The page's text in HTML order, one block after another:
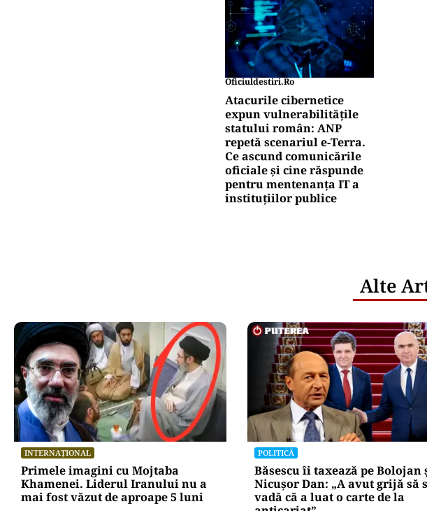
Oficiuldestiri.ro
Atacurile cibernetice
expun vulnerabilitățile
statului român: ANP
repetă scenariul e‑Terra.
Ce ascund comunicările
oficiale și cine răspunde
pentru mentenanța IT a
instituțiilor publice
Alte
INTERNAȚIONAL
Primele imagini cu Mojtaba
Khamenei. Liderul Iranului nu a
mai fost văzut de aproape 5 luni
POLITICĂ
Băsescu îi taxează pe Bolojan
Nicușor Dan: „A avut grijă să
vadă că a luat o carte de la